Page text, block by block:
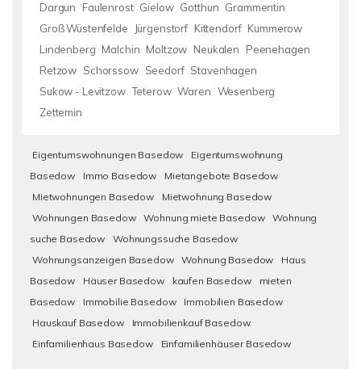
Dargun
Faulenrost Gielow Gotthun Grammentin
Groß Wüstenfelde
Jürgenstorf Kittendorf Kummerow
Lindenberg Malchin Moltzow Neukalen
Peenehagen
Retzow Schorssow Seedorf Stavenhagen
Sukow - Levitzow Teterow Waren Wesenberg
Zettemin
Eigentumswohnungen Basedow
Eigentumswohnung
Basedow
Immo Basedow
Mietangebote Basedow
Mietwohnungen Basedow
Mietwohnung Basedow
Wohnungen Basedow
Wohnung miete Basedow
Wohnung
suche Basedow
Wohnungssuche Basedow
Wohnungsanzeigen Basedow
Wohnung Basedow
Haus
Basedow
Häuser Basedow kaufen Basedow
mieten
Basedow
Immobilie Basedow
Immobilien Basedow
Hauskauf Basedow
Immobilienkauf Basedow
Einfamilienhaus Basedow
Einfamilienhäuser Basedow